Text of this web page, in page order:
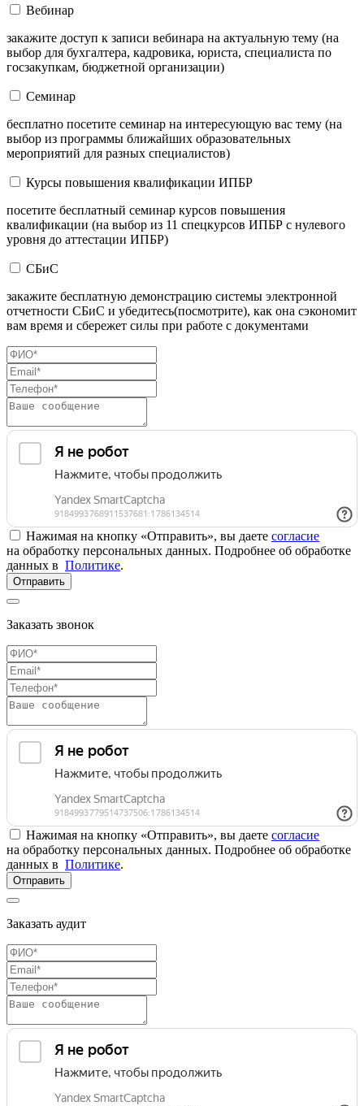
Вебинар
закажите доступ к записи вебинара на актуальную тему (на
выбор для бухгалтера, кадровика, юриста, специалиста по
госзакупкам, бюджетной организации)
Семинар
бесплатно посетите семинар на интересующую вас тему (на
выбор из программы ближайших образовательных
мероприятий для разных специалистов)
Курсы повышения квалификации ИПБР
посетите бесплатный семинар курсов повышения
квалификации (на выбор из 11 спецкурсов ИПБР с нулевого
уровня до аттестации ИПБР)
СБиС
закажите бесплатную демонстрацию системы электронной
отчетности СБиС и убедитесь(посмотрите), как она сэкономит
вам время и сбережет силы при работе с документами
Нажимая на кнопку «Отправить», вы даете согласие
на обработку персональных данных. Подробнее об обработке
данных в Политике.
Отправить
Заказать звонок
Нажимая на кнопку «Отправить», вы даете согласие
на обработку персональных данных. Подробнее об обработке
данных в Политике.
Отправить
Заказать аудит